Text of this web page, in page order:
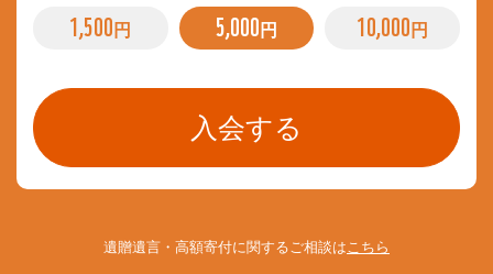
1,500 円 5,000 円 10,000 円
遺贈遺言・高額寄付に関するご相談はこちら